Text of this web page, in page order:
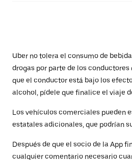
Uber no tolera el consumo de
drogas por parte de los conductores
que el conductor está bajo los
alcohol, pídele que finalice el viaje
Los vehículos comerciales pueden
estatales adicionales, que podrían
Después de que el socio de la App
cualquier comentario necesario